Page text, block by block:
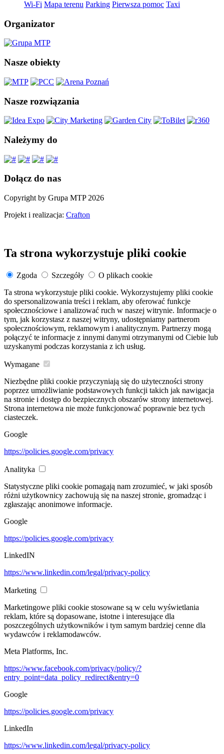
Wi-Fi Mapa terenu Parking Pierwsza pomoc Taxi
Organizator
Nasze obiekty
Nasze rozwiązania
Należymy do
Dołącz do nas
Copyright by Grupa MTP 2026
Projekt i realizacja: Crafton
Ta strona wykorzystuje pliki cookie
Zgoda Szczegóły
O plikach cookie
Ta strona wykorzystuje pliki cookie. Wykorzystujemy pliki cookie
do spersonalizowania treści i reklam, aby oferować funkcje
społecznościowe i analizować ruch w naszej witrynie. Informacje o
tym, jak korzystasz z naszej witryny, udostępniamy partnerom
społecznościowym, reklamowym i analitycznym. Partnerzy mogą
połączyć te informacje z innymi danymi otrzymanymi od Ciebie lub
uzyskanymi podczas korzystania z ich usług.
Wymagane
Niezbędne pliki cookie przyczyniają się do użyteczności strony
poprzez umożliwianie podstawowych funkcji takich jak nawigacja
na stronie i dostęp do bezpiecznych obszarów strony internetowej.
Strona internetowa nie może funkcjonować poprawnie bez tych
ciasteczek.
Google
https://policies.google.com/privacy
Analityka
Statystyczne pliki cookie pomagają nam zrozumieć, w jaki sposób
różni użytkownicy zachowują się na naszej stronie, gromadząc i
zgłaszając anonimowe informacje.
Google
https://policies.google.com/privacy
LinkedIN
https://www.linkedin.com/legal/privacy-policy
Marketing
Marketingowe pliki cookie stosowane są w celu wyświetlania
reklam, które są dopasowane, istotne i interesujące dla
poszczególnych użytkowników i tym samym bardziej cenne dla
wydawców i reklamodawców.
Meta Platforms, Inc.
https://www.facebook.com/privacy/policy/?
entry_point=data_policy_redirect&entry=0
Google
https://policies.google.com/privacy
LinkedIn
https://www.linkedin.com/legal/privacy-policy